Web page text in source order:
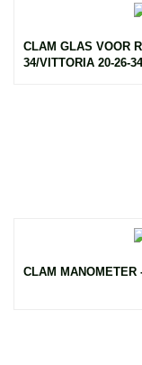
CLAM GLAS VOOR
34/VITTORIA 20-26-
CLAM MANOMETER